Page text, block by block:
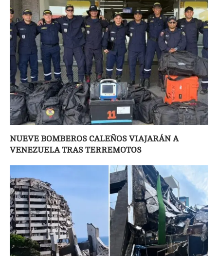
NUEVE BOMBEROS CALEÑOS VIAJARÁN A
VENEZUELA TRAS TERREMOTOS